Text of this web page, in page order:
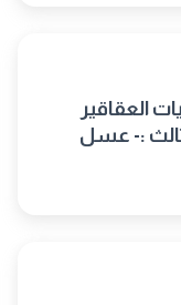
العقاقير
- الجزء الثالث :- عسل